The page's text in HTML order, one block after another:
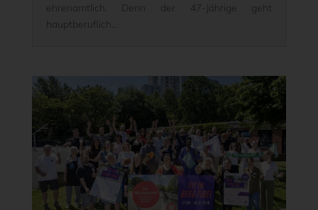
ehrenamtlich. Denn der 47-Jährige geht
hauptberuflich...